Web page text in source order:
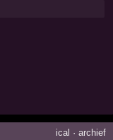
ical · archief